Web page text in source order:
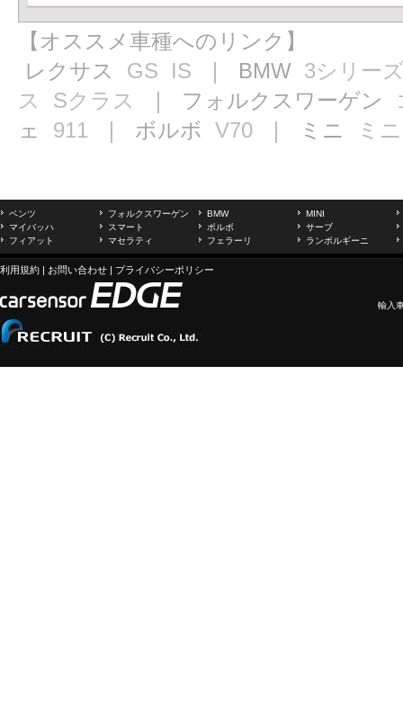
【オススメ車種へのリンク】
レクサス GS IS ｜ BMW 3シリー
ス
Sクラス ｜ フォルクスワーゲン
ェ 911 ｜ ボルボ V70 ｜ ミニ ミニ
ベンツ フォルクスワーゲン BMW
MINI
マイバッハ
スマート ボルボ
サーブ
フィアット
マセラティ フェラーリ ランボルギーニ
利用規約 | お問い合わせ | プライバシーポリシー
輸入